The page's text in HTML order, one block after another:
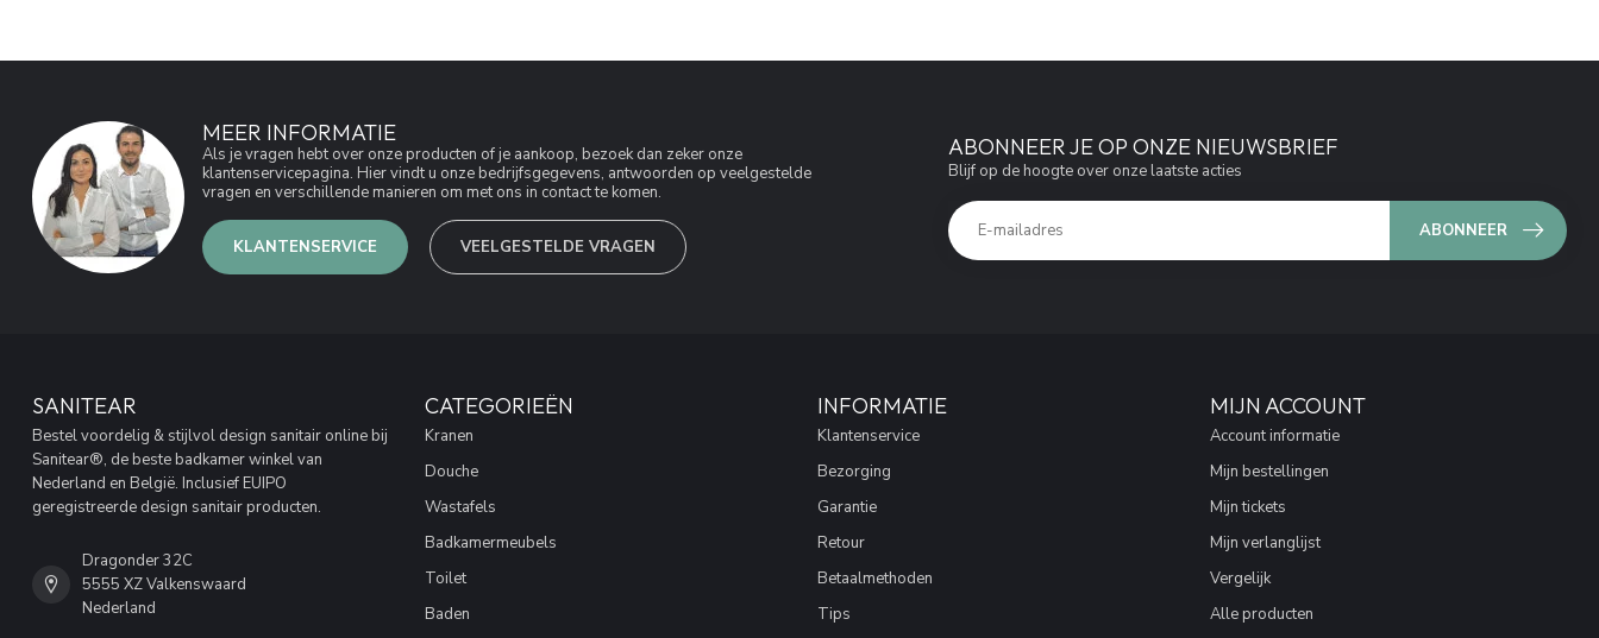
MEER INFORMATIE
Als je vragen hebt over onze producten of je aankoop, bezoek dan zeker onze
klantenservicepagina. Hier vindt u onze bedrijfsgegevens, antwoorden op veelgestelde
vragen en verschillende manieren om met ons in contact te komen.
KLANTENSERVICE VEELGESTELDE VRAGEN
ABONNEER JE OP ONZE NIEUWSBRIEF
Blijf op de hoogte over onze laatste acties
ABONNEER
SANITEAR
Bestel voordelig & stijlvol design sanitair online bij
Sanitear®, de beste badkamer winkel van
Nederland en België. Inclusief EUIPO
geregistreerde design sanitair producten.
Dragonder 32C
5555 XZ Valkenswaard
Nederland
CATEGORIEËN
Kranen
Douche
Wastafels
Badkamermeubels
Toilet
Baden
INFORMATIE
Klantenservice
Bezorging
Garantie
Retour
Betaalmethoden
Tips
MIJN ACCOUNT
Account informatie
Mijn bestellingen
Mijn tickets
Mijn verlanglijst
Vergelijk
Alle producten